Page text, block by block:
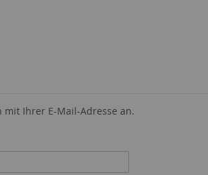
mit Ihrer E-Mail-Adresse an.